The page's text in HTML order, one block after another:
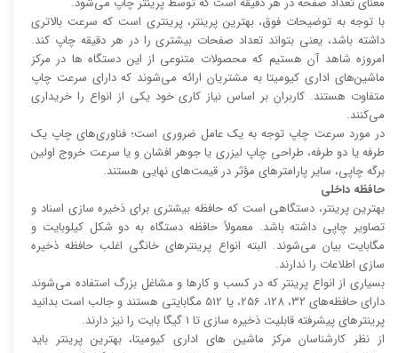
با توجه به توضیحات فوق، بهترین پرینتر، پرینتری است که سرعت بالا‌‌تری
داشته باشد، یعنی بتواند تعداد صفحات بیشتری را در هر دقیقه چاپ کند.
امروزه شاهد آن هستیم که محصولات متنوعی از این دستگاه ها در مرکز
ماشین‌های اداری کیومیتا به مشتریان ارائه می‌شوند که دارای سرعت چاپ
متفاوت هستند. کاربران بر اساس نیاز کاری خود یکی از انواع را خریداری
می‌کنند.
در مورد سرعت چاپ توجه به یک عامل ضروری است؛ فناوری‌های چاپ یک
طرفه یا دو طرفه، طراحی چاپ لیزری یا جوهر افشان و یا سرعت خروج اولین
برگه چاپی، سایر پارامتر‌های مؤثر در قیمت‌های نهایی هستند.
حافظه داخلی
بهترین پرینتر، دستگاهی است که حافظه بیشتری برای ذخیره سازی اسناد و
تصاویر چاپی داشته باشد. معمولاً حافظه دستگاه به دو شکل کیلوبایت و
مگابایت بیان می‌شوند. البته انواع پرینتر‌های خانگی اغلب حافظه ذخیره
سازی اطلاعات را ندارند.
بسیاری از انواع پرینتر که در کسب و کار‌ها و مشاغل بزرگ استفاده می‌شوند
دارای حافظه‌های 32، 128، 256، یا 512 مگابایتی هستند و جالب است بدانید
پرینتر‌های پیشرفته قابلیت ذخیره سازی تا 1 گیگا بایت را نیز دارند.
از نظر کارشناسان مرکز ماشین های اداری کیومیتا، بهترین پرینتر باید